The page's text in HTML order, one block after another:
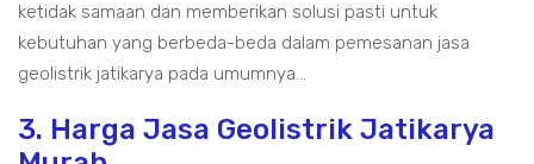
ketidak samaan dan memberikan solusi pasti untuk
kebutuhan yang berbeda-beda dalam pemesanan jasa
geolistrik jatikarya pada umumnya...
3. Harga Jasa Geolistrik Jatikarya